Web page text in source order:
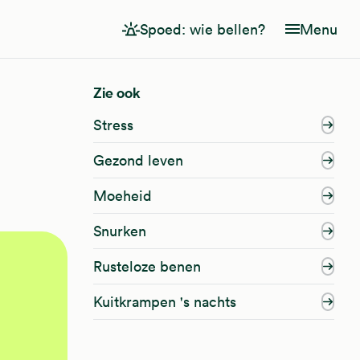
Spoed: wie bellen? Menu
Zie ook
Stress
Gezond leven
Moeheid
Snurken
Rusteloze benen
Kuitkrampen 's nachts